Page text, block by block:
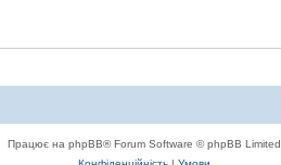
Працює на phpBB® Forum Software © phpBB Limited